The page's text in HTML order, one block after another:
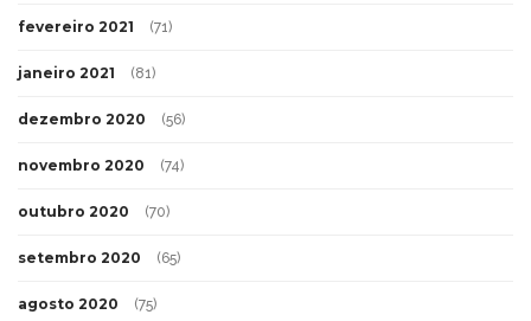
fevereiro 2021 (71)
janeiro 2021 (81)
dezembro 2020 (56)
novembro 2020 (74)
outubro 2020 (70)
setembro 2020 (65)
agosto 2020 (75)